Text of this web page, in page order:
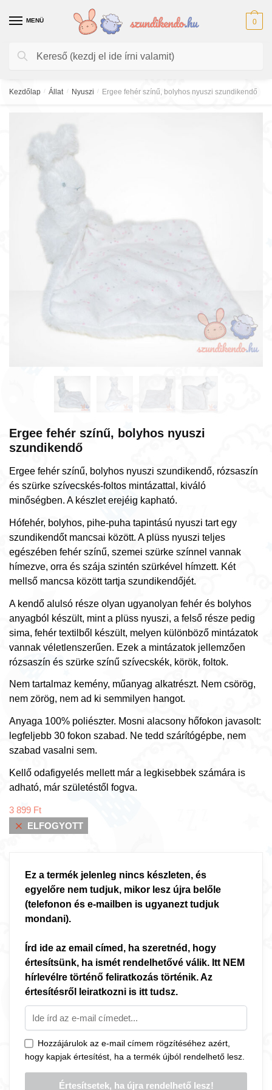
MENÜ
Keresés
Keresés
0
Kezdőlap / Állat / Nyuszi / Ergee fehér színű, bolyhos nyuszi szundikendő
Ergee fehér színű, bolyhos nyuszi
szundikendő
Ergee fehér színű, bolyhos nyuszi szundikendő, rózsaszín
és szürke szívecskés-foltos mintázattal, kiváló
minőségben. A készlet erejéig kapható.
Hófehér, bolyhos, pihe-puha tapintású nyuszi tart egy
szundikendőt mancsai között. A plüss nyuszi teljes
egészében fehér színű, szemei szürke színnel vannak
hímezve, orra és szája szintén szürkével hímzett. Két
mellső mancsa között tartja szundikendőjét.
A kendő alulsó része olyan ugyanolyan fehér és bolyhos
anyagból készült, mint a plüss nyuszi, a felső része pedig
sima, fehér textilből készült, melyen különböző mintázatok
vannak véletlenszerűen. Ezek a mintázatok jellemzően
rózsaszín és szürke színű szívecskék, körök, foltok.
Nem tartalmaz kemény, műanyag alkatrészt. Nem csörög,
nem zörög, nem ad ki semmilyen hangot.
Anyaga 100% poliészter. Mosni alacsony hőfokon javasolt:
legfeljebb 30 fokon szabad. Ne tedd szárítógépbe, nem
szabad vasalni sem.
Kellő odafigyelés mellett már a legkisebbek számára is
adható, már születéstől fogva.
3 899 Ft
ELFOGYOTT
Ez a termék jelenleg nincs készleten, és
egyelőre nem tudjuk, mikor lesz újra belőle
(telefonon és e-mailben is ugyanezt tudjuk
mondani).
Írd ide az email címed, ha szeretnéd, hogy
értesítsünk, ha ismét rendelhetővé válik. Itt NEM
hírlevélre történő feliratkozás történik. Az
értesítésről leiratkozni is itt tudsz.
Hozzájárulok az e-mail címem rögzítéséhez azért,
hogy kapjak értesítést, ha a termék újból rendelhető lesz.